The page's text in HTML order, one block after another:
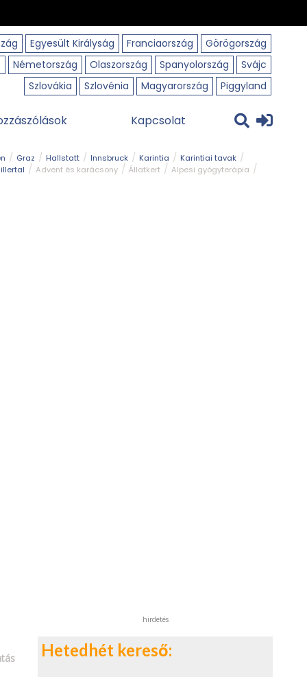
Egyesült Királyság Franciaország
Görögország
Németország Olaszország Spanyolország
Svájc
Szlovákia
Szlovénia Magyarország Piggyland
Kapcsolat
Graz Hallstatt Innsbruck Karintia
Karintiai tavak
Advent és karácsony Állatkert Alpesi gyógyterápia
hirdetés
Hetedhét kereső: